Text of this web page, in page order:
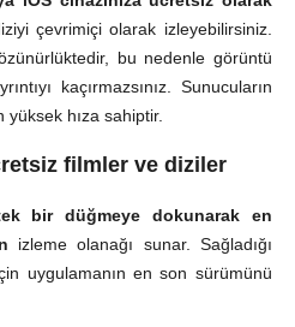
çevrimiçi olarak izleyebilirsiniz.
bu nedenle görüntü
kaçırmazsınız. Sunucuların
hıza sahiptir.
filmler ve diziler
bir düğmeye dokunarak en
izleme olanağı sunar. Sağladığı
uygulamanın en son sürümünü